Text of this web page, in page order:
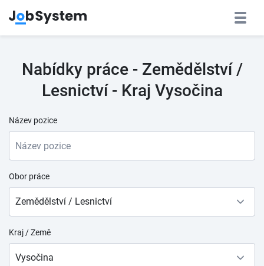
Nabídky práce - Zemědělství /
Lesnictví - Kraj Vysočina
Název pozice
Obor práce
Zemědělství / Lesnictví
Kraj / Země
Vysočina